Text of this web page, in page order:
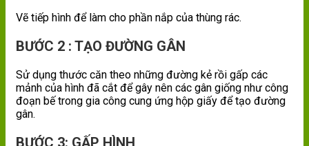
Vẽ tiếp hình để làm cho phần nắp của thùng rác.
BƯỚC 2 : TẠO ĐƯỜNG GÂN
Sử dụng thước căn theo những đường kẻ rồi gấp các
mảnh của hình đã cắt để gây nên các gân giống như công
đoạn bế trong gia công cung ứng hộp giấy để tạo đường
gân.
BƯỚC 3: GẤP HÌNH